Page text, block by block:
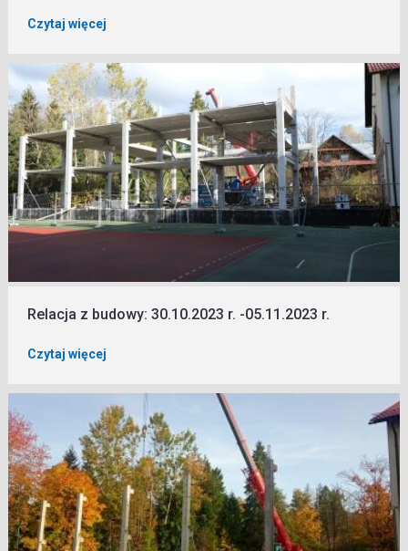
Czytaj więcej
Relacja z budowy: 30.10.2023 r. -05.11.2023 r.
Czytaj więcej